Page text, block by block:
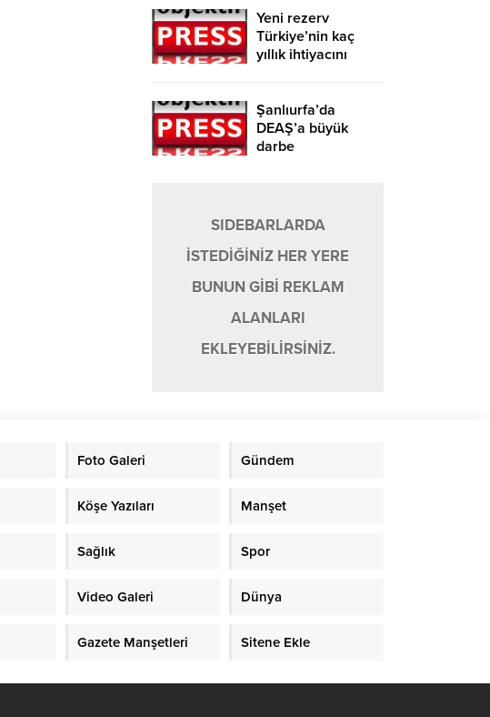
Yeni rezerv
Türkiye’nin kaç
yıllık ihtiyacını
Şanlıurfa’da
DEAŞ’a büyük
darbe
SIDEBARLARDA
İSTEDİĞİNİZ HER YERE
BUNUN GİBİ REKLAM
ALANLARI
EKLEYEBİLİRSİNİZ.
Foto Galeri Gündem
Köşe Yazıları Manşet
Sağlık Spor
Video Galeri Dünya
Gazete Manşetleri Sitene Ekle